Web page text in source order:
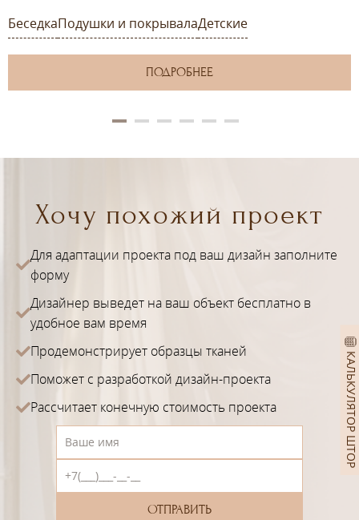
КАЛЬКУЛЯТОР ШТОР
БеседкаПодушки и покрывалаДетские
ПОДРОБНЕЕ
Хочу похожий проект
Для адаптации проекта под ваш дизайн заполните
форму
Дизайнер выведет на ваш объект бесплатно в
удобное вам время
Продемонстрирует образцы тканей
Поможет с разработкой дизайн-проекта
Рассчитает конечную стоимость проекта